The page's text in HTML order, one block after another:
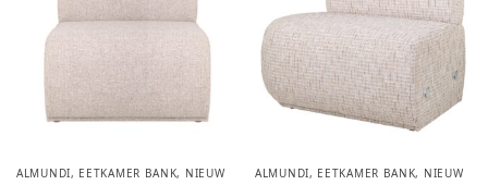
ALMUNDI, EETKAMER BANK, NIEUW ALMUNDI, EETKAMER BANK, NIEUW